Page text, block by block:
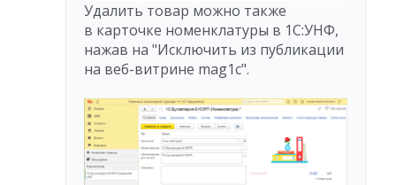
Удалить товар можно также
в карточке номенклатуры в 1С:УНФ,
нажав на "Исключить из публикации
на веб-витрине mag1c".